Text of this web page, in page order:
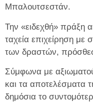
Μπαλουτσεστάν.
Την «ειδεχθή» πράξη
ταχεία επιχείρηση με
των δραστών,
Σύμφωνα με
και τα αποτελέσματα
δημόσια το